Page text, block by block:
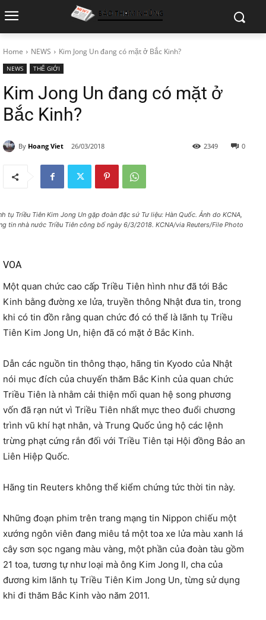
Home NEWS Kim Jong Un đang có mặt ở Bắc Kinh?
NEWS THẾ GIỚI
Kim Jong Un đang có mặt ở
Bắc Kinh?
By Hoang Viet 26/03/2018 0
2349
tụ Triều Tiên Kim Jong Un gặp đoàn đặc sứ Tư liệu: Hàn Quốc. Ảnh do KCNA,
tin nhà nước Triều Tiên công bố ngày 6/3/2018. KCNA/via Reuters/File Photo
VOA
Một quan chức cao cấp Triều Tiên hình như đã tới Bắc
Kinh bằng đường xe lửa, truyền thông Nhật đưa tin, trong
khi có tin đồn rằng quan chức đó có thể là lãnh tụ Triều
Tiên Kim Jong Un, hiện đã có mặt ở Bắc Kinh.
Dẫn các nguồn tin thông thạo, hãng tin Kyodo của Nhật
nói mục đích của chuyến thăm Bắc Kinh của quan chức
Triều Tiên là nhằm cải thiện mối quan hệ song phương
vốn đã rạn nứt vì Triều Tiên nhất mực theo đuổi chương
trình vũ khí hạt nhân, và Trung Quốc ủng hộ các lệnh
trừng phạt cứng rắn đối với Triều Tiên tại Hội đồng Bảo an
Liên Hiệp Quốc.
Hãng tin Reuters không thể kiểm chứng tức thời tin này.
Những đoạn phim trên trang mạng tin Nippon chiếu một
xướng ngôn viên đang miêu tả một toa xe lửa màu xanh lá
cây sơn sọc ngang màu vàng, một phần của đoàn tàu gồm
21 toa, tương tự như loại mà ông Kim Jong Il, cha của
đương kim lãnh tụ Triều Tiên Kim Jong Un, từng sử dụng
khi đi thăm Bắc Kinh vào năm 2011.